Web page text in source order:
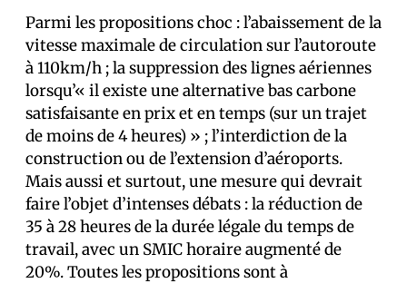
Parmi les propositions choc : l’abaissement de la
vitesse maximale de circulation sur l’autoroute
à 110km/h ; la suppression des lignes aériennes
lorsqu’« il existe une alternative bas carbone
satisfaisante en prix et en temps (sur un trajet
de moins de 4 heures) » ; l’interdiction de la
construction ou de l’extension d’aéroports.
Mais aussi et surtout, une mesure qui devrait
faire l’objet d’intenses débats : la réduction de
35 à 28 heures de la durée légale du temps de
travail, avec un SMIC horaire augmenté de
20%. Toutes les propositions sont à